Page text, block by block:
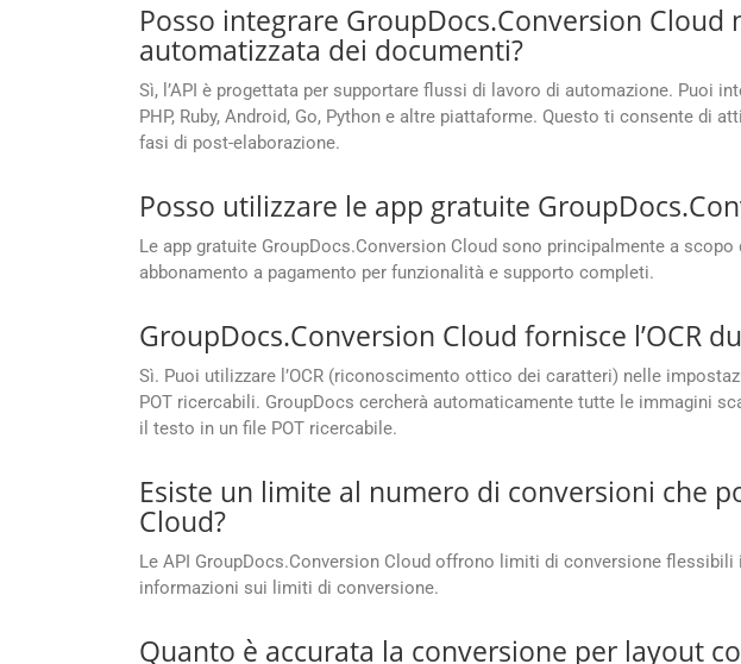
Posso integrare GroupDocs.Conversion
automatizzata dei documenti?
Sì, l’API è progettata per supportare flussi di lavoro di automazione. Puoi
PHP, Ruby, Android, Go, Python e altre piattaforme. Questo ti consente
fasi di post-elaborazione.
Posso utilizzare le app gratuite
Le app gratuite GroupDocs.Conversion Cloud sono principalmente a
abbonamento a pagamento per funzionalità e supporto completi.
GroupDocs.Conversion Cloud fornisce l’OCR
Sì. Puoi utilizzare l’OCR (riconoscimento ottico dei caratteri) nelle
POT ricercabili. GroupDocs cercherà automaticamente tutte le immagini
il testo in un file POT ricercabile.
Esiste un limite al numero di conversioni che
Cloud?
Le API GroupDocs.Conversion Cloud offrono limiti di conversione
informazioni sui limiti di conversione.
Quanto è accurata la conversione per layout